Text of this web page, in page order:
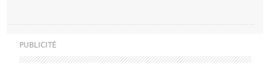
PUBLICITÉ